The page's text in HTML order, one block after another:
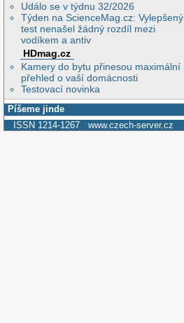
Událo se v týdnu 32/2026
Týden na ScienceMag.cz: Vylepšený
test nenašel žádný rozdíl mezi
vodíkem a antiv
HDmag.cz
Kamery do bytu přinesou maximální
přehled o vaší domácnosti
Testovací novinka
Píšeme jinde
ISSN 1214-1267 www.czech-server.cz